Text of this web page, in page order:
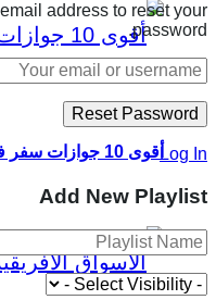
أقوى 10 جوازات سفر في إفريقيا لعام 2026
address to reset your
password.
Log In
Add New Playlist